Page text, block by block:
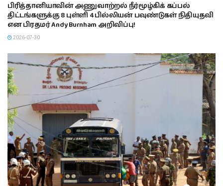
பிரித்தானியாவின் அணுவாற்றல் நீர்மூழ்கிக் கப்பல்
திட்டங்களுக்கு 8 புள்ளி 4 பில்லியன் பவுண்டுகள் நிதியுதவி
என பிரதமர் Andy Burnham அறிவிப்பு!
2026-07-30